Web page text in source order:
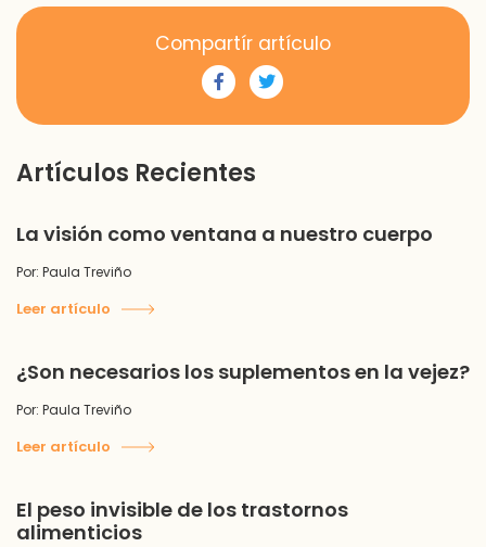
Compartír artículo
Artículos Recientes
La visión como ventana a nuestro cuerpo
Por: Paula Treviño
Leer artículo
¿Son necesarios los suplementos en la vejez?
Por: Paula Treviño
Leer artículo
El peso invisible de los trastornos
alimenticios